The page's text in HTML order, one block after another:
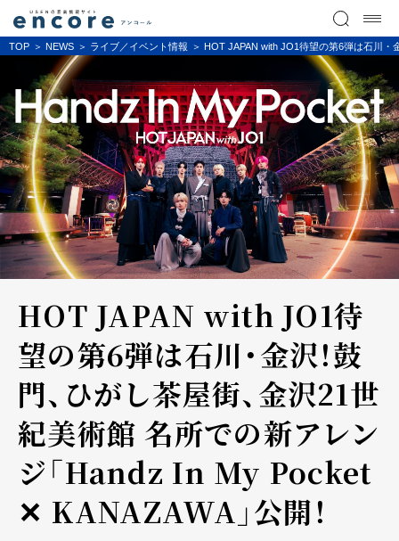
TOP NEWS ライブ／イベント情報 HOT JAPAN with JO1待望の第6弾は石川
HOT JAPAN with JO1待
望の第6弾は石川・金沢！鼓
門、ひがし茶屋街、金沢21世
紀美術館 名所での新アレン
ジ「Handz In My Pocket
✕ KANAZAWA」公開！